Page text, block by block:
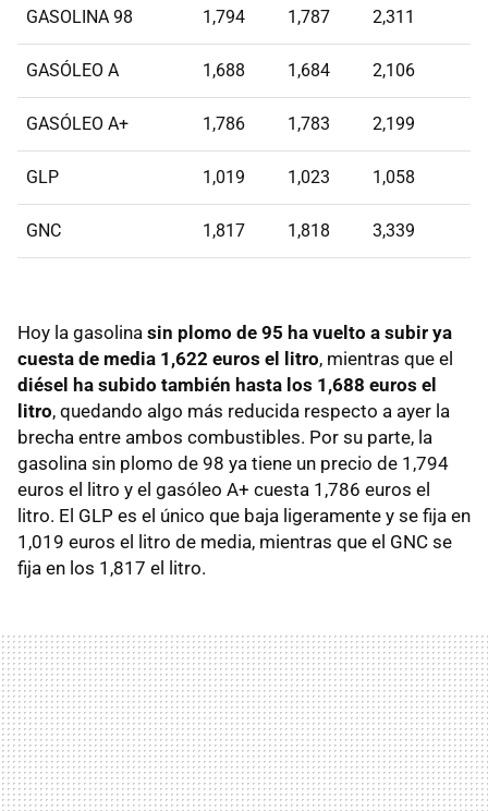
GASOLINA 98 1,794 1,787 2,311
GASÓLEO A 1,688 1,684 2,106
GASÓLEO A+ 1,786 1,783 2,199
GLP 1,019 1,023 1,058
GNC 1,817 1,818 3,339
Hoy la gasolina sin plomo de 95 ha vuelto a subir ya
cuesta de media 1,622 euros el litro, mientras que el
diésel ha subido también hasta los 1,688 euros el
litro, quedando algo más reducida respecto a ayer la
brecha entre ambos combustibles. Por su parte, la
gasolina sin plomo de 98 ya tiene un precio de 1,794
euros el litro y el gasóleo A+ cuesta 1,786 euros el
litro. El GLP es el único que baja ligeramente y se fija en
1,019 euros el litro de media, mientras que el GNC se
fija en los 1,817 el litro.